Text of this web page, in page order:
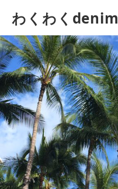
わくわくdenim